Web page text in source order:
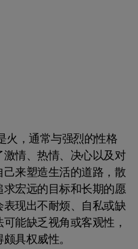
火，通常与强烈的性格
情、热情、决心以及对
来塑造生活的道路，散
宏远的目标和长期的愿
现出不耐烦、自私或缺
能缺乏视角或客观性，
具权威性。